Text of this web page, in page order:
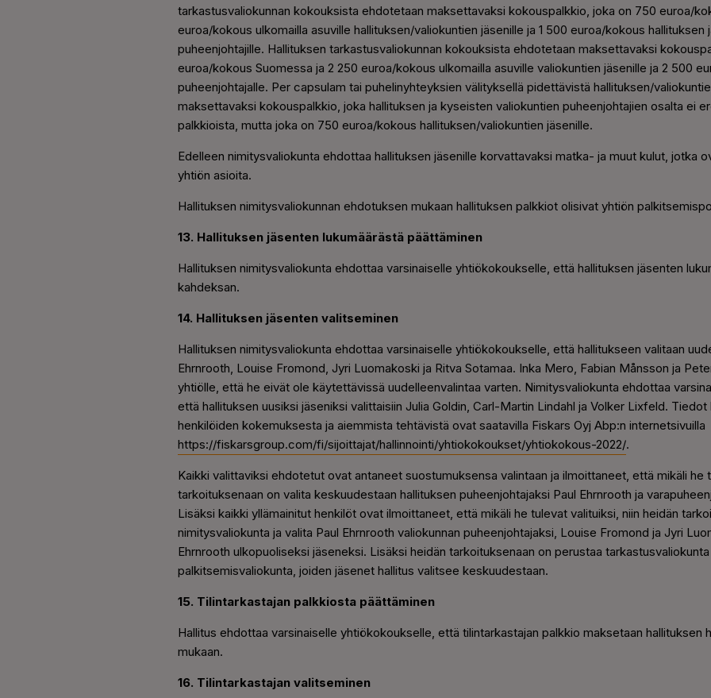
tarkastusvaliokunnan kokouksista ehdotetaan maksettavaksi kokouspalkkio, joka on 750 euroa/
euroa/kokous ulkomailla asuville hallituksen/valiokuntien jäsenille ja 1 500 euroa/kokous
puheenjohtajille. Hallituksen tarkastusvaliokunnan kokouksista ehdotetaan maksettavaksi
euroa/kokous Suomessa ja 2 250 euroa/kokous ulkomailla asuville valiokuntien jäsenille ja 2 500
puheenjohtajalle. Per capsulam tai puhelinyhteyksien välityksellä pidettävistä hallituksen/
maksettavaksi kokouspalkkio, joka hallituksen ja kyseisten valiokuntien puheenjohtajien osalta ei
palkkioista, mutta joka on 750 euroa/kokous hallituksen/valiokuntien jäsenille.
Edelleen nimitysvaliokunta ehdottaa hallituksen jäsenille korvattavaksi matka- ja muut kulut, jotka
yhtiön asioita.
Hallituksen nimitysvaliokunnan ehdotuksen mukaan hallituksen palkkiot olisivat yhtiön
13. Hallituksen jäsenten lukumäärästä päättäminen
Hallituksen nimitysvaliokunta ehdottaa varsinaiselle yhtiökokoukselle, että hallituksen jäsenten
kahdeksan.
14. Hallituksen jäsenten valitseminen
Hallituksen nimitysvaliokunta ehdottaa varsinaiselle yhtiökokoukselle, että hallitukseen valitaan
Ehrnrooth, Louise Fromond, Jyri Luomakoski ja Ritva Sotamaa. Inka Mero, Fabian Månsson ja
yhtiölle, että he eivät ole käytettävissä uudelleenvalintaa varten. Nimitysvaliokunta ehdottaa
että hallituksen uusiksi jäseniksi valittaisiin Julia Goldin, Carl-Martin Lindahl ja Volker Lixfeld.
henkilöiden kokemuksesta ja aiemmista tehtävistä ovat saatavilla Fiskars Oyj Abp:n internetsivuilla
https://fiskarsgroup.com/fi/sijoittajat/hallinnointi/yhtiokokoukset/yhtiokokous-2022/.
Kaikki valittaviksi ehdotetut ovat antaneet suostumuksensa valintaan ja ilmoittaneet, että mikäli he
tarkoituksenaan on valita keskuudestaan hallituksen puheenjohtajaksi Paul Ehrnrooth ja
Lisäksi kaikki yllämainitut henkilöt ovat ilmoittaneet, että mikäli he tulevat valituiksi, niin heidän
nimitysvaliokunta ja valita Paul Ehrnrooth valiokunnan puheenjohtajaksi, Louise Fromond ja Jyri
Ehrnrooth ulkopuoliseksi jäseneksi. Lisäksi heidän tarkoituksenaan on perustaa
palkitsemisvaliokunta, joiden jäsenet hallitus valitsee keskuudestaan.
15. Tilintarkastajan palkkiosta päättäminen
Hallitus ehdottaa varsinaiselle yhtiökokoukselle, että tilintarkastajan palkkio maksetaan hallituksen
mukaan.
16. Tilintarkastajan valitseminen